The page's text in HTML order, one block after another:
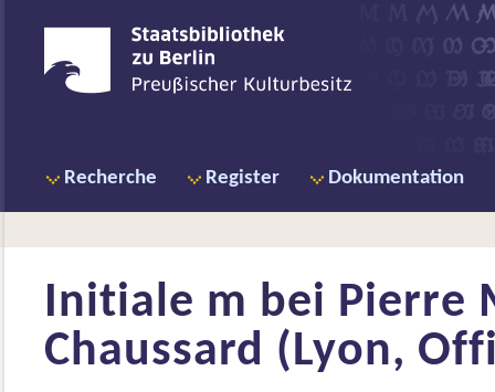
Recherche Register Dokumentation
Initiale m bei Pierre
Chaussard (Lyon,